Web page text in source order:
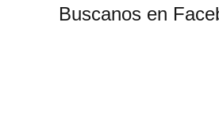
Buscanos en